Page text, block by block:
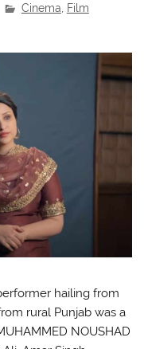
Cinema
Film
hailing from
rural Punjab was a
NOUSHAD